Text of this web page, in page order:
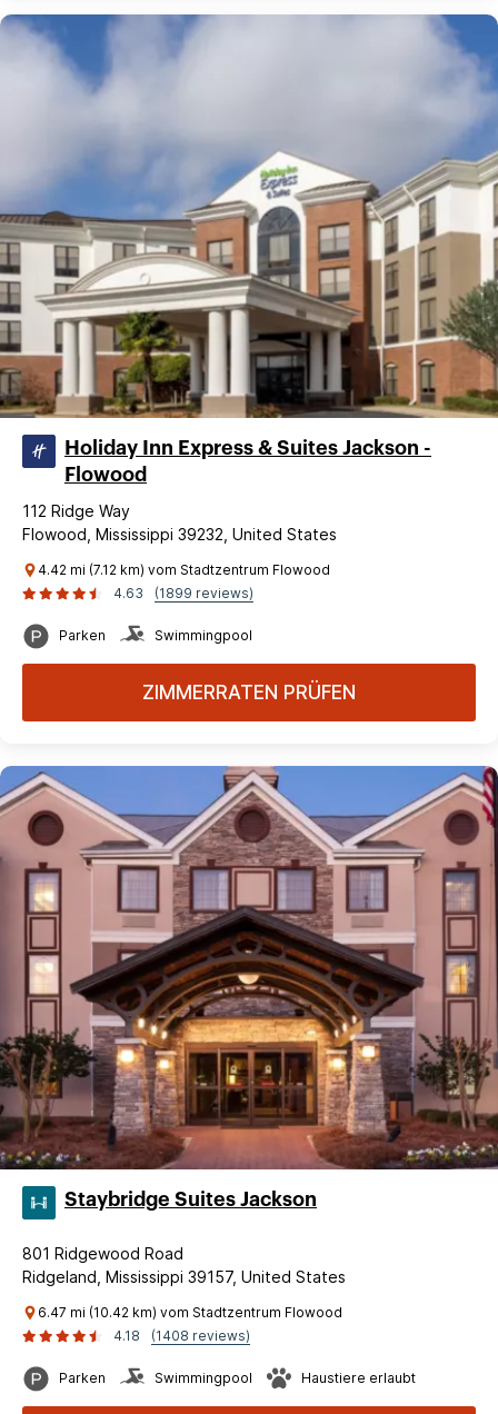
Holiday Inn Express & Suites Jackson -
Flowood
112 Ridge Way
Flowood, Mississippi 39232, United States
4.42 mi (7.12 km) vom Stadtzentrum Flowood
4.63
(1899 reviews)
Parken Swimmingpool
ZIMMERRATEN PRÜFEN
Staybridge Suites Jackson
801 Ridgewood Road
Ridgeland, Mississippi 39157, United States
6.47 mi (10.42 km) vom Stadtzentrum Flowood
4.18
(1408 reviews)
Parken Swimmingpool Haustiere erlaubt